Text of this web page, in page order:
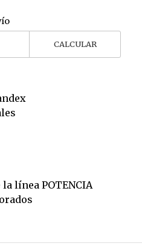
CALCULAR
línea POTENCIA